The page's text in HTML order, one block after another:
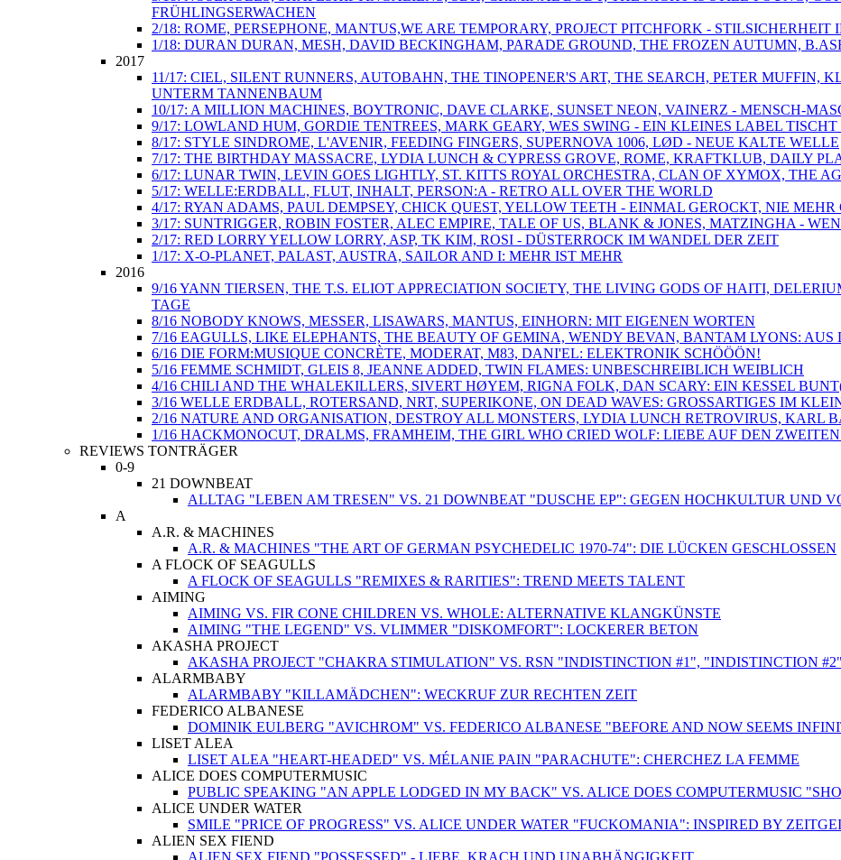
FRÜHLINGSERWACHEN
2/18: ROME, PERSEPHONE, MANTUS,WE ARE TEMPORARY, PROJECT PITCHFORK - STILSICHERHEIT
1/18: DURAN DURAN, MESH, DAVID BECKINGHAM, PARADE GROUND, THE FROZEN AUTUMN,
2017
11/17: CIEL, SILENT RUNNERS, AUTOBAHN, THE TINOPENER'S ART, THE SEARCH, PETER MUFFIN,
UNTERM TANNENBAUM
10/17: A MILLION MACHINES, BOYTRONIC, DAVE CLARKE, SUNSET NEON, VAINERZ - MENSCH-
9/17: LOWLAND HUM, GORDIE TENTREES, MARK GEARY, WES SWING - EIN KLEINES LABEL TISCHT
8/17: STYLE SINDROME, L'AVENIR, FEEDING FINGERS, SUPERNOVA 1006, LØD - NEUE KALTE WELLE
7/17: THE BIRTHDAY MASSACRE, LYDIA LUNCH & CYPRESS GROVE, ROME, KRAFTKLUB, DAILY
6/17: LUNAR TWIN, LEVIN GOES LIGHTLY, ST. KITTS ROYAL ORCHESTRA, CLAN OF XYMOX, THE
5/17: WELLE:ERDBALL, FLUT, INHALT, PERSON:A - RETRO ALL OVER THE WORLD
4/17: RYAN ADAMS, PAUL DEMPSEY, CHICK QUEST, YELLOW TEETH - EINMAL GEROCKT, NIE MEHR
3/17: SUNTRIGGER, ROBIN FOSTER, ALEC EMPIRE, TALE OF US, BLANK & JONES, MATZINGHA -
2/17: RED LORRY YELLOW LORRY, ASP, TK KIM, ROSI - DÜSTERROCK IM WANDEL DER ZEIT
1/17: X-O-PLANET, PALAST, AUSTRA, SAILOR AND I: MEHR IST MEHR
2016
9/16 YANN TIERSEN, THE T.S. ELIOT APPRECIATION SOCIETY, THE LIVING GODS OF HAITI,
TAGE
8/16 NOBODY KNOWS, MESSER, LISAWARS, MANTUS, EINHORN: MIT EIGENEN WORTEN
7/16 EAGULLS, LIKE ELEPHANTS, THE BEAUTY OF GEMINA, WENDY BEVAN, BANTAM LYONS: AUS
6/16 DIE FORM:MUSIQUE CONCRÈTE, MODERAT, M83, DANI'EL: ELEKTRONIK SCHÖÖÖN!
5/16 FEMME SCHMIDT, GLEIS 8, JEANNE ADDED, TWIN FLAMES: UNBESCHREIBLICH WEIBLICH
4/16 CHILI AND THE WHALEKILLERS, SIVERT HØYEM, RIGNA FOLK, DAN SCARY: EIN KESSEL
3/16 WELLE ERDBALL, ROTERSAND, NRT, SUPERIKONE, ON DEAD WAVES: GROSSARTIGES IM
2/16 NATURE AND ORGANISATION, DESTROY ALL MONSTERS, LYDIA LUNCH RETROVIRUS, KARL
1/16 HACKMONOCUT, DRALMS, FRAMHEIM, THE GIRL WHO CRIED WOLF: LIEBE AUF DEN
REVIEWS TONTRÄGER
0-9
21 DOWNBEAT
ALLTAG "LEBEN AM TRESEN" VS. 21 DOWNBEAT "DUSCHE EP": GEGEN HOCHKULTUR UND
A
A.R. & MACHINES
A.R. & MACHINES "THE ART OF GERMAN PSYCHEDELIC 1970-74": DIE LÜCKEN GESCHLOSSEN
A FLOCK OF SEAGULLS
A FLOCK OF SEAGULLS "REMIXES & RARITIES": TREND MEETS TALENT
AIMING
AIMING VS. FIR CONE CHILDREN VS. WHOLE: ALTERNATIVE KLANGKÜNSTE
AIMING "THE LEGEND" VS. VLIMMER "DISKOMFORT": LOCKERER BETON
AKASHA PROJECT
AKASHA PROJECT "CHAKRA STIMULATION" VS. RSN "INDISTINCTION #1", "INDISTINCTION
ALARMBABY
ALARMBABY "KILLAMÄDCHEN": WECKRUF ZUR RECHTEN ZEIT
FEDERICO ALBANESE
DOMINIK EULBERG "AVICHROM" VS. FEDERICO ALBANESE "BEFORE AND NOW SEEMS
LISET ALEA
LISET ALEA "HEART-HEADED" VS. MÉLANIE PAIN "PARACHUTE": CHERCHEZ LA FEMME
ALICE DOES COMPUTERMUSIC
PUBLIC SPEAKING "AN APPLE LODGED IN MY BACK" VS. ALICE DOES COMPUTERMUSIC
ALICE UNDER WATER
SMILE "PRICE OF PROGRESS" VS. ALICE UNDER WATER "FUCKOMANIA": INSPIRED BY
ALIEN SEX FIEND
ALIEN SEX FIEND "POSSESSED" - LIEBE, KRACH UND UNABHÄNGIGKEIT